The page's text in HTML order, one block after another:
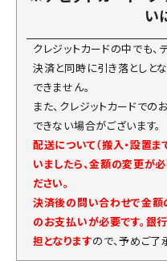
い
クレジットカードの中でも、
決済と同時に引き落としと
できません。
また、クレジットカードで
できない場合がございます。
配送について（搬入・設置
いましたら、金額の変更が
ださい。
決済後の問い合わせで金額
のお支払いが必要です。銀
担となりますので、予めご了